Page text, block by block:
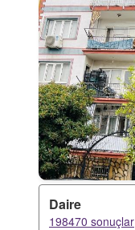
Daire
198470 sonuçlar